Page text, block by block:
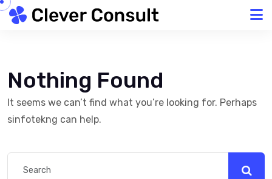
Skip to content
Nothing Found
It seems we can’t find what you’re looking for. Perhaps
sinfotekng can help.